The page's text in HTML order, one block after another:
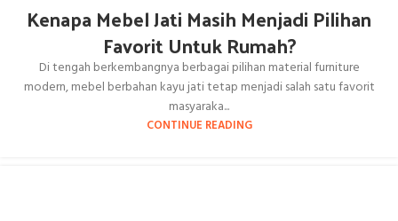
Kenapa Mebel Jati Masih Menjadi Pilihan
Favorit Untuk Rumah?
Di tengah berkembangnya berbagai pilihan material furniture
modern, mebel berbahan kayu jati tetap menjadi salah satu favorit
masyaraka...
CONTINUE READING